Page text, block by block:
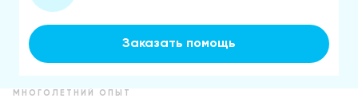
Заказать помощь
МНОГОЛЕТНИЙ ОПЫТ